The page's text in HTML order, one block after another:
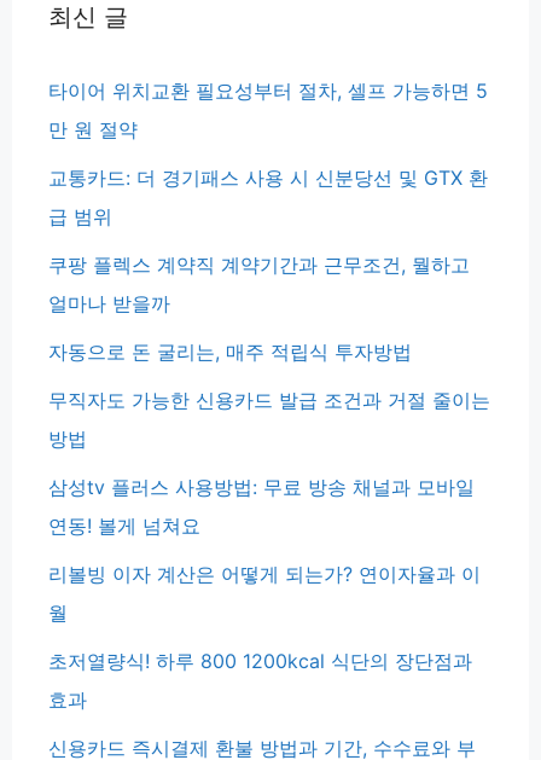
최신 글
타이어 위치교환 필요성부터 절차, 셀프 가능하면 5
만 원 절약
교통카드: 더 경기패스 사용 시 신분당선 및 GTX 환
급 범위
쿠팡 플렉스 계약직 계약기간과 근무조건, 뭘하고
얼마나 받을까
자동으로 돈 굴리는, 매주 적립식 투자방법
무직자도 가능한 신용카드 발급 조건과 거절 줄이는
방법
삼성tv 플러스 사용방법: 무료 방송 채널과 모바일
연동! 볼게 넘쳐요
리볼빙 이자 계산은 어떻게 되는가? 연이자율과 이
월
초저열량식! 하루 800 1200kcal 식단의 장단점과
효과
신용카드 즉시결제 환불 방법과 기간, 수수료와 부